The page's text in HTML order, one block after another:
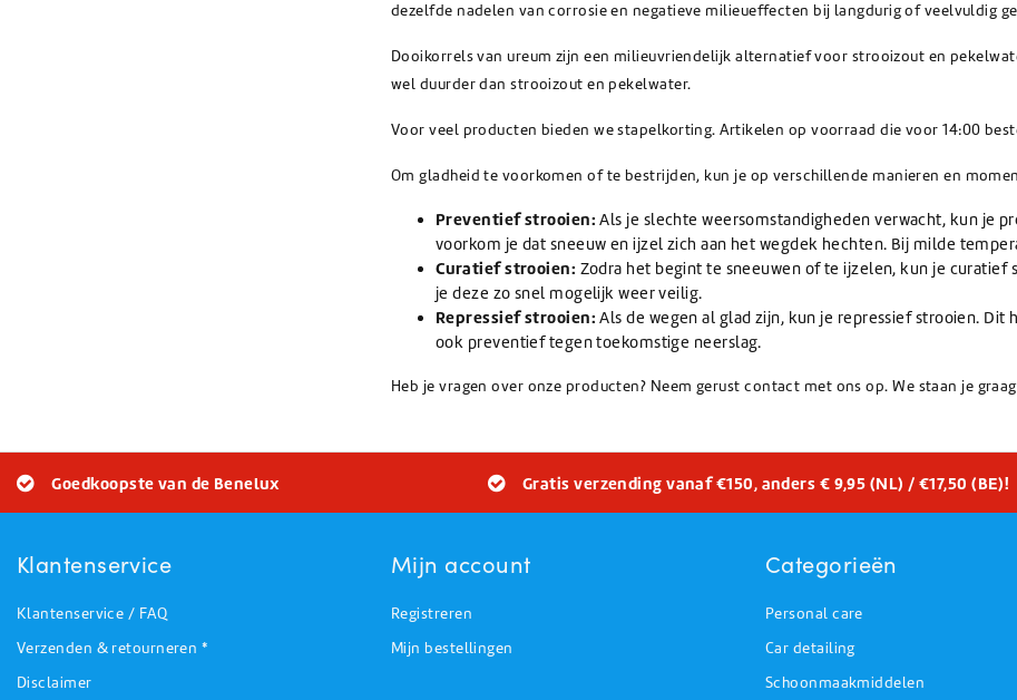
dezelfde nadelen van corrosie en negatieve milieueffecten bij langdurig of veelvuldig
Dooikorrels van ureum zijn een milieuvriendelijk alternatief voor strooizout en
wel duurder dan strooizout en pekelwater.
Voor veel producten bieden we stapelkorting. Artikelen op voorraad die voor 14:00
Om gladheid te voorkomen of te bestrijden, kun je op verschillende manieren en
Preventief strooien: Als je slechte weersomstandigheden verwacht, kun je
voorkom je dat sneeuw en ijzel zich aan het wegdek hechten. Bij milde
Curatief strooien: Zodra het begint te sneeuwen of te ijzelen, kun je
je deze zo snel mogelijk weer veilig.
Repressief strooien: Als de wegen al glad zijn, kun je repressief strooien.
ook preventief tegen toekomstige neerslag.
Heb je vragen over onze producten? Neem gerust contact met ons op. We staan je
Goedkoopste van de Benelux Gratis verzending vanaf €150, anders € 9,95 (NL) / €17,50 (BE)!
Klantenservice
Klantenservice / FAQ
Verzenden & retourneren *
Disclaimer
Mijn account
Registreren
Mijn bestellingen
Categorieën
Personal care
Car detailing
Schoonmaakmiddelen